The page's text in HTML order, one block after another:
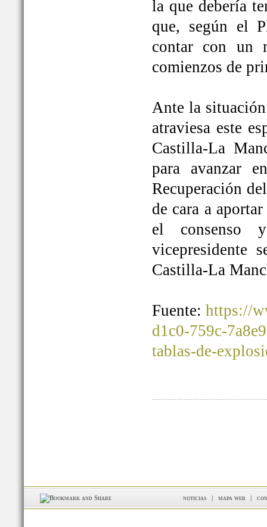
la que debería
que, según el
contar con un
comienzos de
Ante la
atraviesa este
Castilla-La
para avanzar
Recuperación
de cara a
el consenso
vicepresidente
Castilla-La
Fuente: https://
d1c0-759c-
tablas-de-
noticias | mapa web |